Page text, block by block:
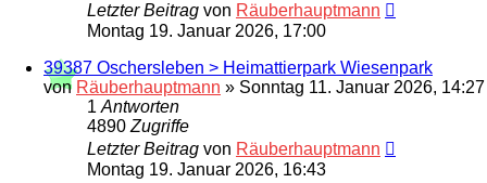
Letzter Beitrag von Räuberhauptmann
Montag 19. Januar 2026, 17:00
39387 Oschersleben > Heimattierpark Wiesenpark
von Räuberhauptmann » Sonntag 11. Januar 2026, 14:27
1 Antworten
4890 Zugriffe
Letzter Beitrag von Räuberhauptmann
Montag 19. Januar 2026, 16:43